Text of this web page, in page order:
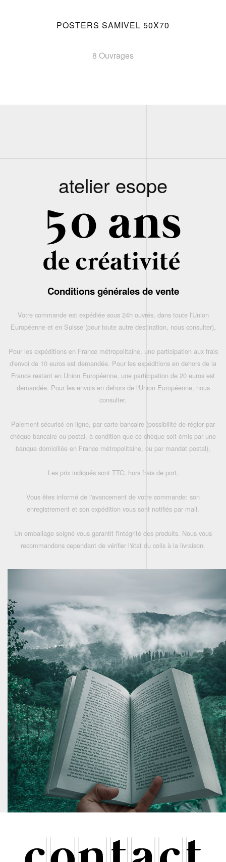
POSTERS SAMIVEL 50X70
8 Ouvrages
atelier esope
Conditions générales de vente
Votre commande est expédiée sous 24h ouvrés, dans toute l'Union
Européenne et en Suisse (pour toute autre destination, nous consulter),
Pour les expéditions en France métropolitaine, une participation aux frais
d'envoi de 10 euros est demandée. Pour les expéditions en dehors de la
France restant en Union Européenne, une participation de 20 euros est
demandée. Pour les envois en dehors de l'Union Européenne, nous
consulter.
Paiement sécurisé en ligne, par carte bancaire (possibilité de régler par
chèque bancaire ou postal, à condition que ce chèque soit émis par une
banque domiciliée en France métropolitaine, ou par mandat postal),
Les prix indiqués sont TTC, hors frais de port,
Vous êtes informé de l'avancement de votre commande: son
enregistrement et son expédition vous sont notifiés par mail.
Un emballage soigné vous garantit l'intégrité des produits. Nous vous
recommandons cependant de vérifier l'état du colis à la livraison.